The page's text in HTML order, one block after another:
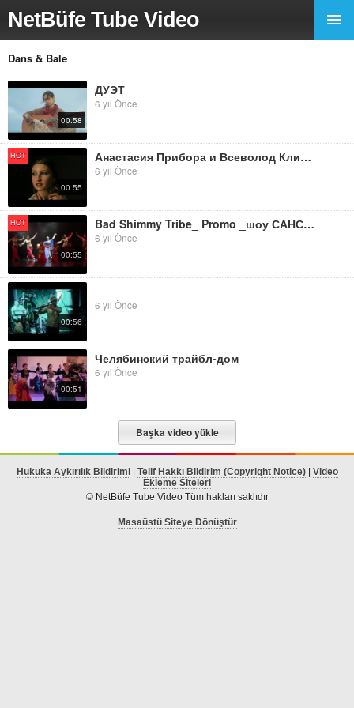
NetBüfe Tube Video
Dans & Bale
00:58
ДУЭТ
6 yıl Önce
HOT
00:55
Анастасия Прибора и Всеволод Климов _ Promo _ шоу САНСАРА 2019
6 yıl Önce
HOT
00:55
Bad Shimmy Tribe_ Promo _шоу САНСАРА 2019
6 yıl Önce
00:56
6 yıl Önce
00:51
Челябинский трайбл-дом
6 yıl Önce
Başka video yükle
Hukuka Aykırılık Bildirimi| Telif Hakkı Bildirim (Copyright Notice)| Video
Ekleme Siteleri
© NetBüfe Tube Video Tüm hakları saklıdır
Masaüstü Siteye Dönüştür